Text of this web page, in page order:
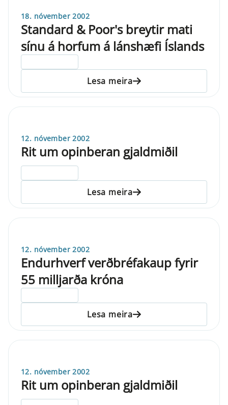
18. nóvember 2002
Standard & Poor's breytir mati
sínu á horfum á lánshæfi Íslands
Lesa meira
12. nóvember 2002
Rit um opinberan gjaldmiðil
Lesa meira
12. nóvember 2002
Endurhverf verðbréfakaup fyrir
55 milljarða króna
Lesa meira
12. nóvember 2002
Rit um opinberan gjaldmiðil